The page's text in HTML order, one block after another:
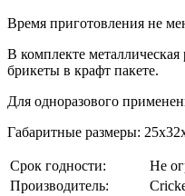
Время приготовления не
В комплекте
брикеты в крафт пакете.
Для одноразового
Габаритные размеры:
Срок годности:
Не
Производитель: